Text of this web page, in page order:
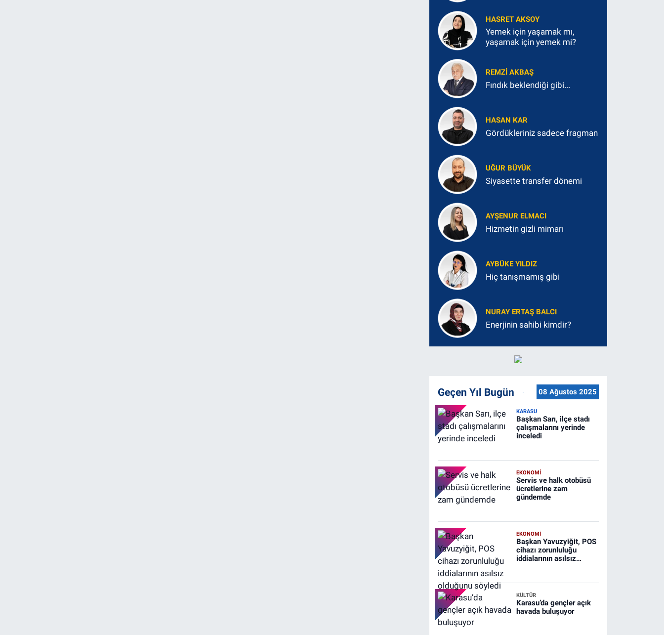
HASRET AKSOY
Yemek için yaşamak mı,
yaşamak için yemek mi?
REMZI AKBAŞ
Fındık beklendiği gibi...
HASAN KAR
Gördükleriniz sadece fragman
UĞUR BÜYÜK
Siyasette transfer dönemi
AYŞENUR ELMACI
Hizmetin gizli mimarı
AYBÜKE YILDIZ
Hiç tanışmamış gibi
NURAY ERTAŞ BALCI
Enerjinin sahibi kimdir?
Geçen Yıl Bugün 08 Ağustos 2025
KARASU
Başkan Sarı, ilçe stadı
çalışmalarını yerinde
inceledi
EKONOMİ
Servis ve halk otobüsü
ücretlerine zam
gündemde
EKONOMİ
Başkan Yavuzyiğit, POS
cihazı zorunluluğu
iddialarının asılsız
KÜLTÜR
Karasu’da gençler açık
havada buluşuyor